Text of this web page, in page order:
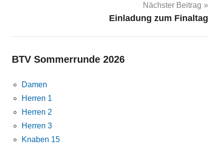
Nächster Beitrag
Einladung zum Finaltag
BTV Sommerrunde 2026
Damen
Herren 1
Herren 2
Herren 3
Knaben 15